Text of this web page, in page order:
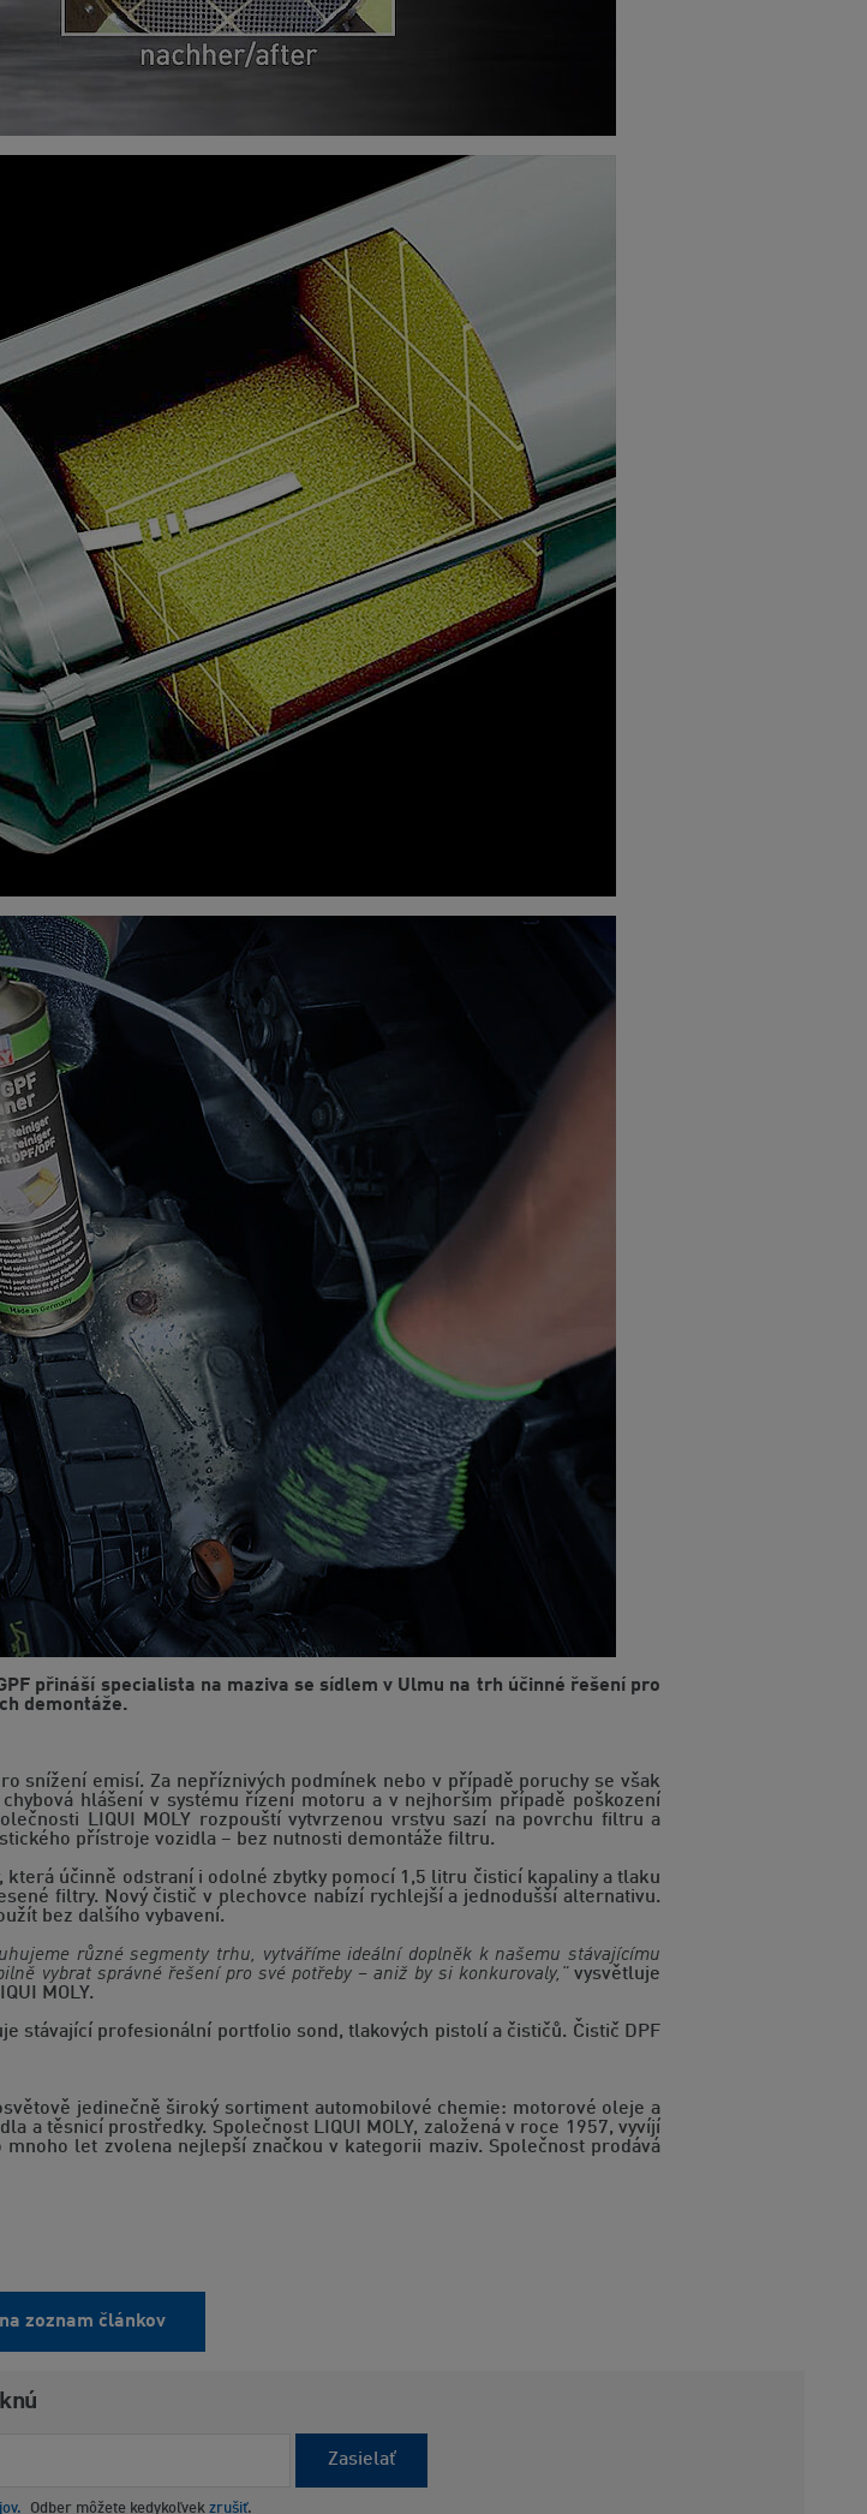
přináší specialista na maziva se sídlem v Ulmu na trh účinné řešení pro
demontáže.
snížení emisí. Za nepříznivých podmínek nebo v případě poruchy se však
hlášení v systému řízení motoru a v nejhorším případě poškození
LIQUI MOLY rozpouští vytvrzenou vrstvu sazí na povrchu filtru a
přístroje vozidla – bez nutnosti demontáže filtru.
účinně odstraní i odolné zbytky pomocí 1,5 litru čisticí kapaliny a tlaku
filtry. Nový čistič v plechovce nabízí rychlejší a jednodušší alternativu.
bez dalšího vybavení.
různé segmenty trhu, vytváříme ideální doplněk k našemu stávajícímu
vybrat správné řešení pro své potřeby – aniž by si konkurovaly,"vysvětluje
MOLY.
stávající profesionální portfolio sond, tlakových pistolí a čističů. Čistič DPF
jedinečně široký sortiment automobilové chemie: motorové oleje a
a těsnicí prostředky. Společnost LIQUI MOLY, založená v roce 1957, vyvíjí
let zvolena nejlepší značkou v kategorii maziv. Společnost prodává
zoznam článkov
Zasielať
Odber môžete kedykoľvek zrušiť.